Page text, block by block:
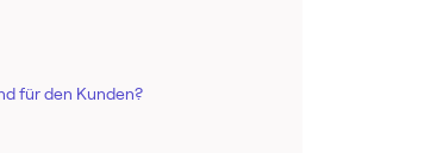
für den Kunden?